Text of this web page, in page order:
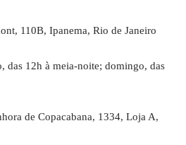
110B, Ipanema, Rio de Janeiro
das 12h à meia-noite; domingo, das
de Copacabana, 1334, Loja A,